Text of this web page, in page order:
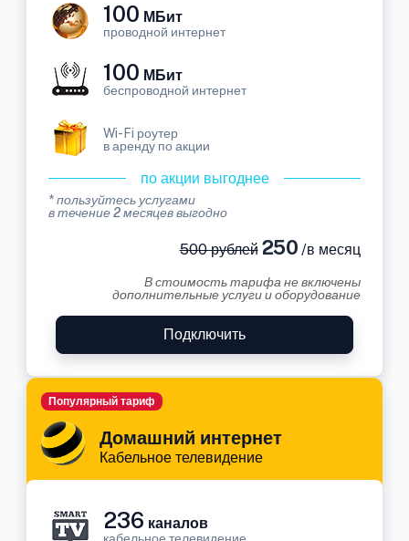
100 МБит
проводной интернет
100 МБит
беспроводной интернет
Wi-Fi роутер
в аренду по акции
по акции выгоднее
* пользуйтесь услугами
в течение 2 месяцев выгодно
500 рублей250 /в месяц
В стоимость тарифа не включены
дополнительные услуги и оборудование
Подключить
Домашний интернет
Кабельное телевидение
Популярный тариф
236 каналов